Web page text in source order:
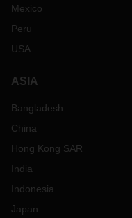
Mexico
Peru
USA
ASIA
Bangladesh
China
Hong Kong SAR
India
Indonesia
Japan